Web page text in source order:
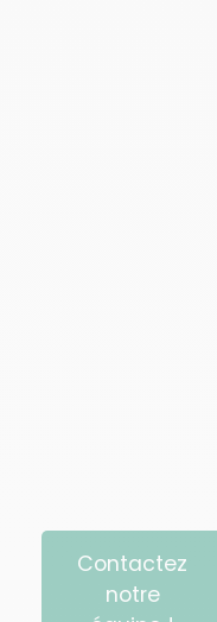
Contactez
notre